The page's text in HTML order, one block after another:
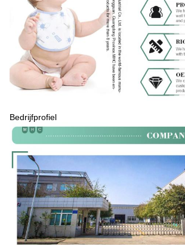
Bedrijfprofiel